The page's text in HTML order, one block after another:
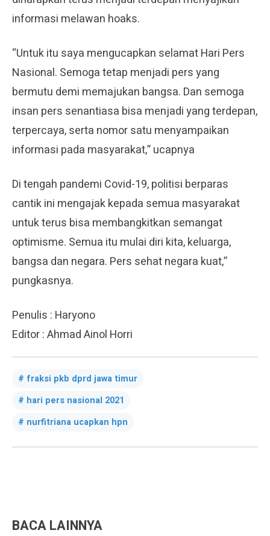
informasi melawan hoaks.
“Untuk itu saya mengucapkan selamat Hari Pers
Nasional. Semoga tetap menjadi pers yang
bermutu demi memajukan bangsa. Dan semoga
insan pers senantiasa bisa menjadi yang terdepan,
terpercaya, serta nomor satu menyampaikan
informasi pada masyarakat,” ucapnya
Di tengah pandemi Covid-19, politisi berparas
cantik ini mengajak kepada semua masyarakat
untuk terus bisa membangkitkan semangat
optimisme. Semua itu mulai diri kita, keluarga,
bangsa dan negara. Pers sehat negara kuat,”
pungkasnya.
Penulis : Haryono
Editor : Ahmad Ainol Horri
fraksi pkb dprd jawa timur
hari pers nasional 2021
nurfitriana ucapkan hpn
BACA LAINNYA